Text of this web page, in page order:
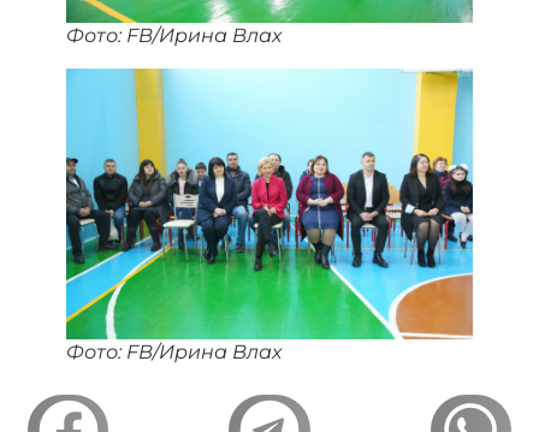
Фото: FB/Ирина Влах
Фото: FB/Ирина Влах